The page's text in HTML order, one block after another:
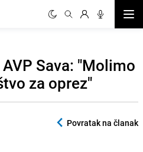
Sava: "Molimo
za oprez"
Povratak na članak